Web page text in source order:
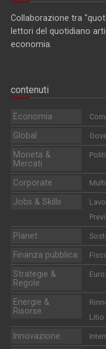
Collaborazione tra
lettori del quotidiano
economia.
contenuti
Economia
Global
Moneta &
Mercati
Corporate
Jobs & Skills
Planet
Finanza pubblica
Strategie &
Regole
Energie &
Risorse
Litio
Innovazione